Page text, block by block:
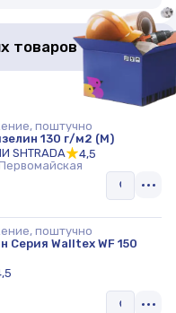
товаров
поштучно
130 г/м2 (М)
SHTRADA
4,5
поштучно
Walltex WF 150